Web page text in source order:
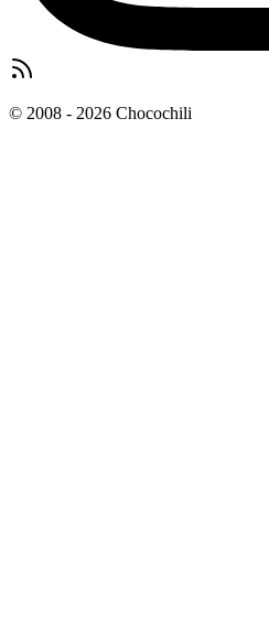
© 2008 - 2026 Chocochili